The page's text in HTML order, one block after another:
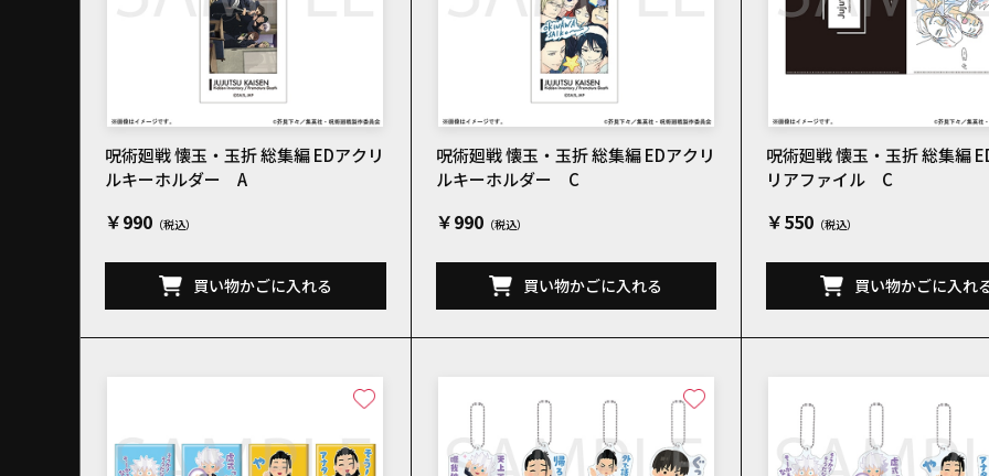
呪術廻戦 懐玉・玉折 総集編 EDアクリ
ルキーホルダー A
￥990
買い物かごに入れる
呪術廻戦 懐玉・玉折 総集編 EDアクリ
ルキーホルダー C
￥990
買い物かごに入れる
呪術廻戦 懐玉・玉折 総集編
リアファイル C
￥550
買い物かごに入れ